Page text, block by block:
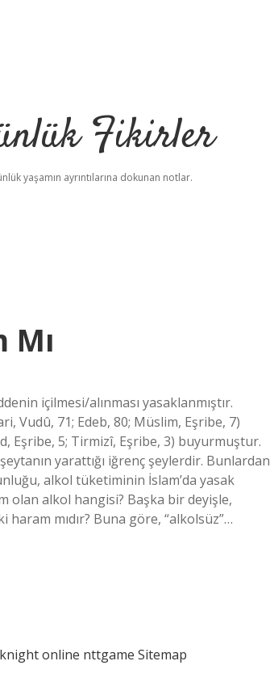
Fikirler
yaşamın ayrıntılarına dokunan notlar.
içilmesi/alınması yasaklanmıştır.
Vudû, 71; Edeb, 80; Müslim, Eşribe, 7)
Eşribe, 5; Tirmizî, Eşribe, 3) buyurmuştur.
yarattığı iğrenç şeylerdir. Bunlardan
alkol tüketiminin İslam’da yasak
alkol hangisi? Başka bir deyişle,
mıdır? Buna göre, “alkolsüz”…
knight online nttgame Sitemap